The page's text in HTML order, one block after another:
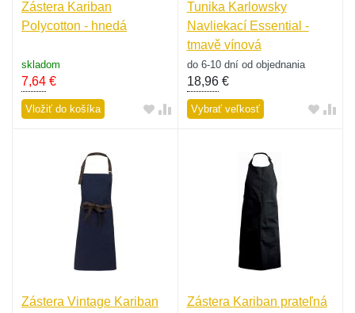
Zástera Kariban
Polycotton - hnedá
skladom
7,64 €
Vložiť do košíka
Tunika Karlowsky
Navliekací Essential -
tmavě vínová
do 6-10 dní od objednania
18,96€
Vybrať veľkosť
Zástera Vintage Kariban
Zástera Kariban prateľná